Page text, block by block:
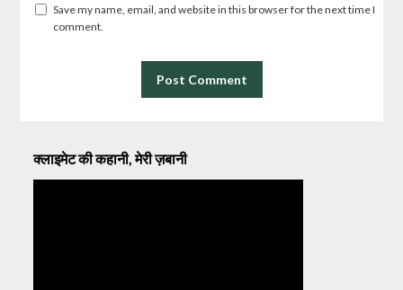
Save my name, email, and website in this browser for the next time I
comment.
क्लाइमेट की कहानी, मेरी ज़बानी